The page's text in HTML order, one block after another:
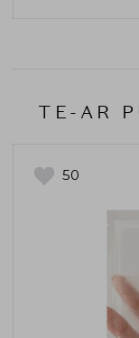
TE-AR
50